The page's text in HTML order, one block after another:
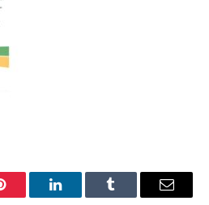
LinkedInTumblr
E-